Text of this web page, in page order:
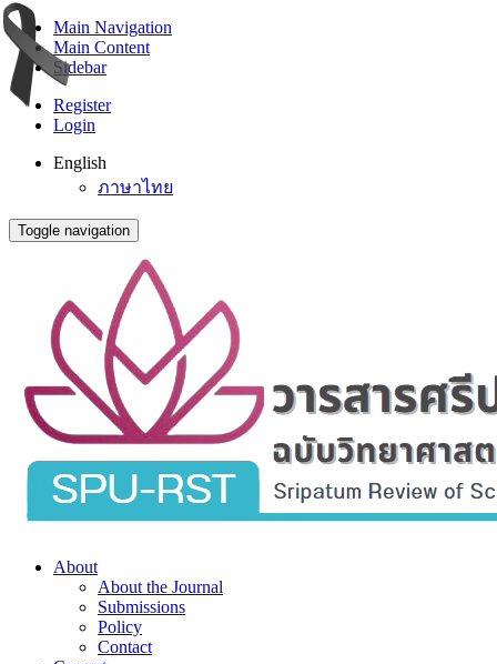
Main Navigation
Main Content
Sidebar
Register
Login
English
ภาษาไทย
Toggle navigation
About
About the Journal
Submissions
Policy
Contact